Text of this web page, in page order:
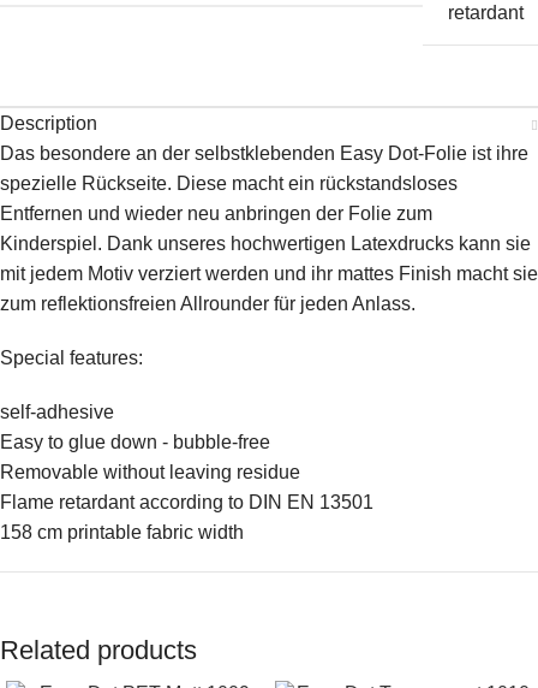
retardant
Description
Das besondere an der selbstklebenden Easy Dot-Folie ist ihre
spezielle Rückseite. Diese macht ein rückstandsloses
Entfernen und wieder neu anbringen der Folie zum
Kinderspiel. Dank unseres hochwertigen Latexdrucks kann sie
mit jedem Motiv verziert werden und ihr mattes Finish macht sie
zum reflektionsfreien Allrounder für jeden Anlass.
Special features:
self-adhesive
Easy to glue down - bubble-free
Removable without leaving residue
Flame retardant according to DIN EN 13501
158 cm printable fabric width
Related products